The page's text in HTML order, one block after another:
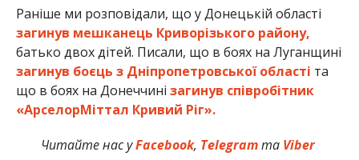
Раніше ми розповідали, що у Донецькій області
загинув мешканець Криворізького району,
батько двох дітей. Писали, що в боях на Луганщині
загинув боєць з Дніпропетровської області та
що в боях на Донеччині загинув співробітник
«АрселорМіттал Кривий Ріг».
Читайте нас уFacebook, Telegramта Viber